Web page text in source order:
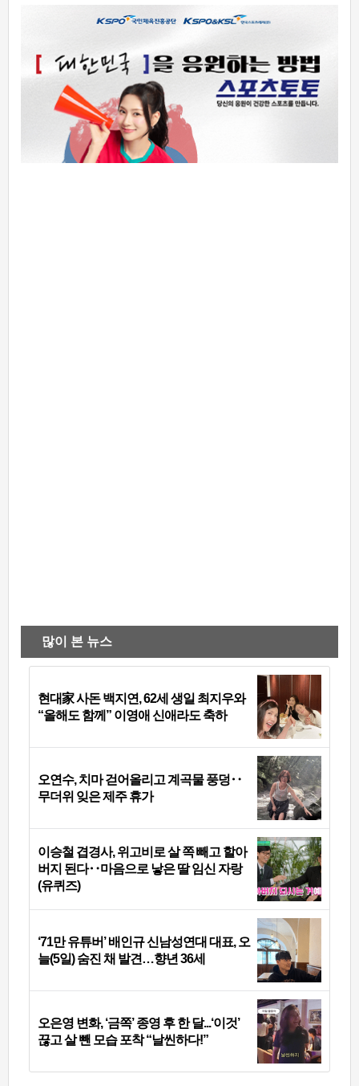
많이 본 뉴스
현대家 사돈 백지연, 62세 생일 최지우와
“올해도 함께” 이영애 신애라도 축하
오연수, 치마 걷어올리고 계곡물 풍덩‥
무더위 잊은 제주 휴가
이승철 겹경사, 위고비로 살 쪽 빼고 할아
버지 된다‥마음으로 낳은 딸 임신 자랑
(유퀴즈)
‘71만 유튜버’ 배인규 신남성연대 대표, 오
늘(5일) 숨진 채 발견…향년 36세
오은영 변화, ‘금쪽’ 종영 후 한 달...‘이것’
끊고 살 뺀 모습 포착 “날씬하다!”